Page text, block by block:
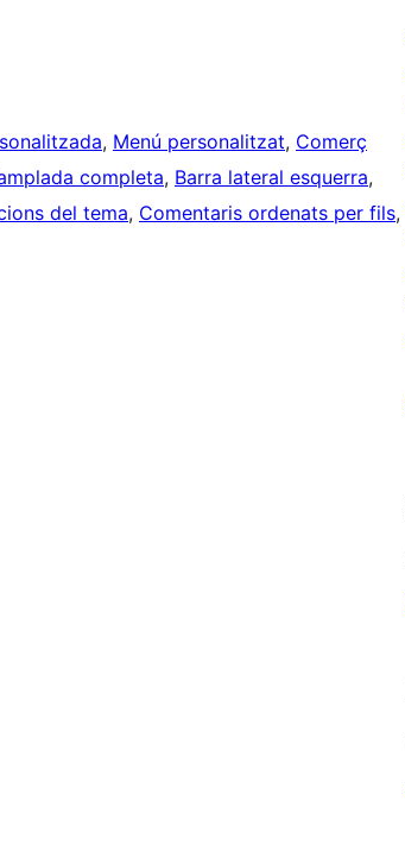
, Menú personalitzat, Comerç
completa, Barra lateral esquerra
del tema, Comentaris ordenats per fils